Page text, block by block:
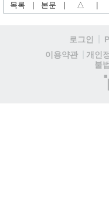
목록 본문 △
로그인
이용약관
개인
불